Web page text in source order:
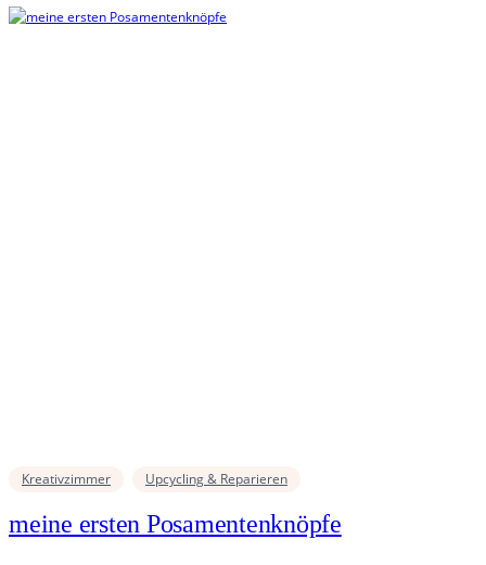
Kreativzimmer Upcycling & Reparieren
meine ersten Posamentenknöpfe